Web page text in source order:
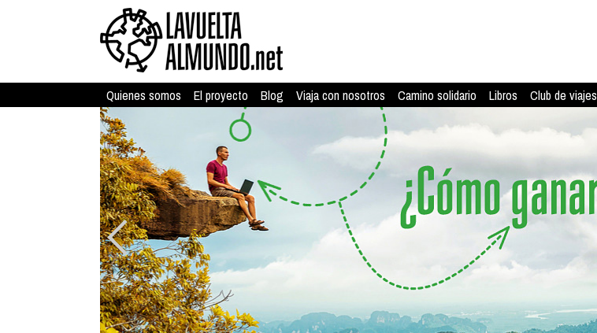
Quienes somos El proyecto Blog Viaja con nosotros Camino solidario Libros Club de viajes